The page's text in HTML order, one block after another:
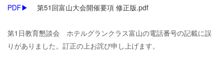
PDF▶︎
第51回富山大会開催要項 修正版.pdf
第1日教育懇談会 ホテルグランクラス富山の電話番号の記載に誤
りがありました。訂正の上お詫び申し上げます。